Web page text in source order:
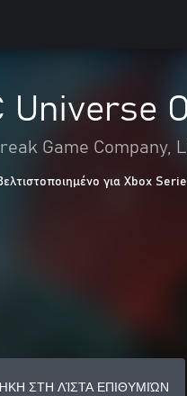
Universe
Game Company,
για Xbox
ΣΤΗ ΛΊΣΤΑ ΕΠΙΘΥΜΙΏΝ